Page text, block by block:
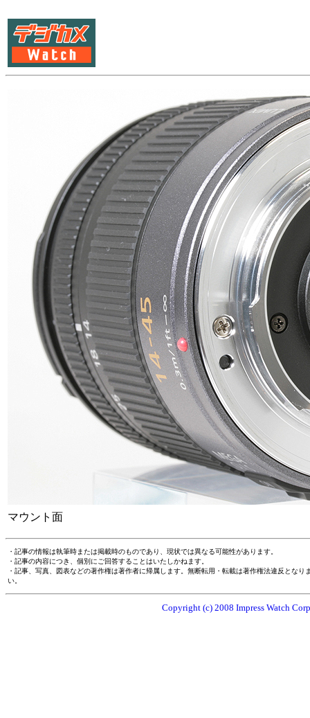
マウント面
・記事の情報は執筆時または掲載時のものであり、現状では異なる可能性があります。
・記事の内容につき、個別にご回答することはいたしかねます。
・記事、写真、図表などの著作権は著作者に帰属します。無断転用・転載は著作権法違反とな
い。
Copyright (c) 2008 Impress Watch